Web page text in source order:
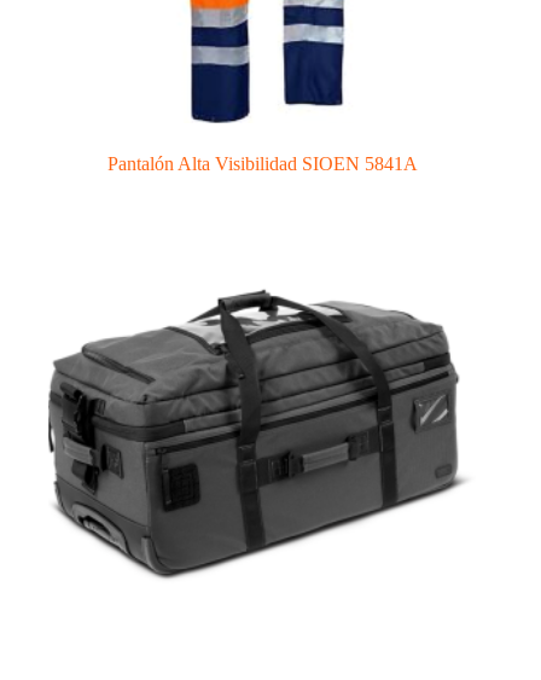
Pantalón Alta Visibilidad SIOEN 5841A